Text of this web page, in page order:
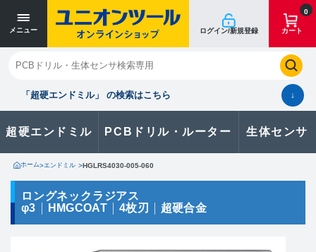
メニュー ログイン/新規登録
0
カート
「超硬エンドミル」 の検索はこちら ↓
超硬エンドミル PCBドリル・ルーター 生体センサ
閉じる
お気に入り クイックオーダー 購入履歴
製品に関するお問い合わせはこちら
お問い合わせ
カタログ一覧
ホーム>エンドミル >HGLRS4030-005-060
ロングネックラジアス
φ3
HMGCOAT 4枚刃 超硬合金
寸法単位 [mm]
寸法単位 [mm]